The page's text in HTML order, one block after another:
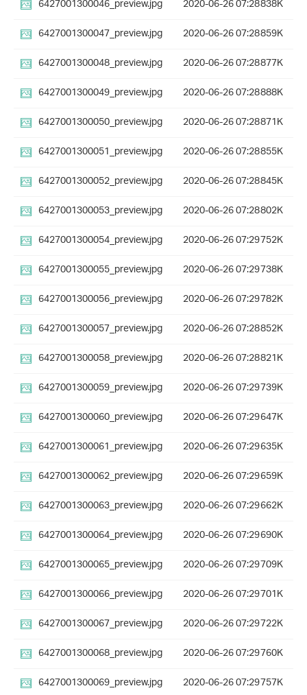
6427001300046_preview.jpg 2020-06-26 07:28838K
6427001300047_preview.jpg
2020-06-26 07:28859K
6427001300048_preview.jpg
2020-06-26 07:28877K
6427001300049_preview.jpg
2020-06-26 07:28888K
6427001300050_preview.jpg
2020-06-26 07:28871K
6427001300051_preview.jpg
2020-06-26 07:28855K
6427001300052_preview.jpg
2020-06-26 07:28845K
6427001300053_preview.jpg
2020-06-26 07:28802K
6427001300054_preview.jpg
2020-06-26 07:29752K
6427001300055_preview.jpg
2020-06-26 07:29738K
6427001300056_preview.jpg
2020-06-26 07:29782K
6427001300057_preview.jpg
2020-06-26 07:28852K
6427001300058_preview.jpg
2020-06-26 07:28821K
6427001300059_preview.jpg
2020-06-26 07:29739K
6427001300060_preview.jpg
2020-06-26 07:29647K
6427001300061_preview.jpg
2020-06-26 07:29635K
6427001300062_preview.jpg
2020-06-26 07:29659K
6427001300063_preview.jpg
2020-06-26 07:29662K
6427001300064_preview.jpg
2020-06-26 07:29690K
6427001300065_preview.jpg
2020-06-26 07:29709K
6427001300066_preview.jpg
2020-06-26 07:29701K
6427001300067_preview.jpg
2020-06-26 07:29722K
6427001300068_preview.jpg
2020-06-26 07:29760K
6427001300069_preview.jpg
2020-06-26 07:29757K